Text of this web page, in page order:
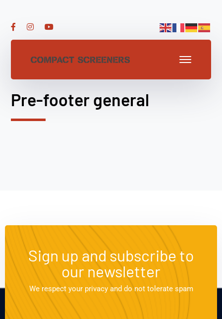
Pre-footer general
Sign up and subscribe to
our newsletter
We respect your privacy and do not tolerate spam